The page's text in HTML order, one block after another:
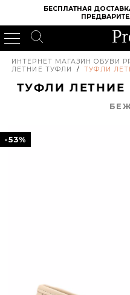
БЕСПЛАТНАЯ
ИНТЕРНЕТ МАГАЗИН ОБУВИ
ЛЕТНИЕ ТУФЛИ
/ ТУФЛИ
ТУФЛИ ЛЕТНИЕ
-53%